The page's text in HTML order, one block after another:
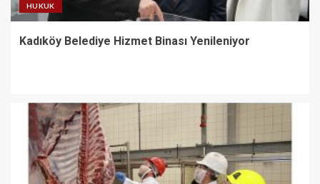
HUKUK
Kadıköy Belediye Hizmet Binası Yenileniyor